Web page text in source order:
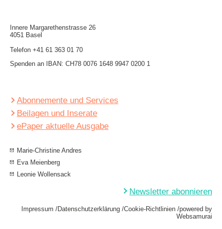
Innere Mar­garethen­strasse 26
4051 Basel
Telefon +41 61 363 01 70
Spenden an IBAN: CH78 0076 1648 9947 0200 1
Abonnemente und Services
Beilagen und Inserate
ePaper aktuelle Ausgabe
Marie-Christine Andres
Eva Meienberg
Leonie Wollensack
Newsletter abonnieren
Impressum Datenschutzerklärung Cookie-Richtlinien powered by
Websamurai